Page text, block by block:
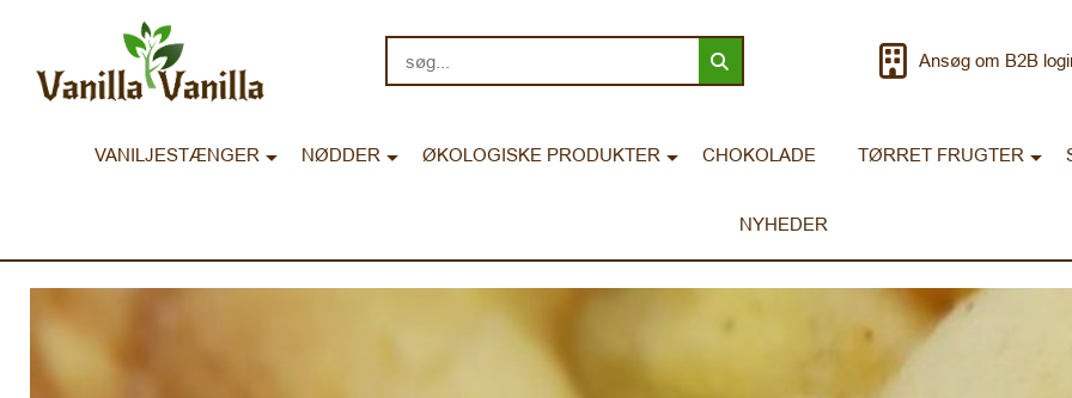
Ansøg om B2B
VANILJESTÆNGER NØDDER ØKOLOGISKE PRODUKTER CHOKOLADE TØRRET FRUGTER
NYHEDER